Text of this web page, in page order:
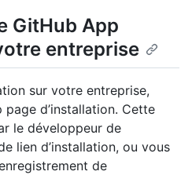
GitHub App
entreprise
sur votre entreprise,
d’installation. Cette
le développeur de
lien d’installation, ou vous
de